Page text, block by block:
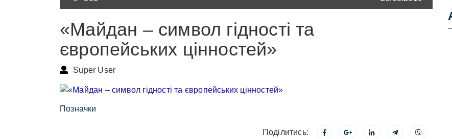
«Майдан – символ гідності та
європейських цінностей»
Super User
Позначки
Поділитись: